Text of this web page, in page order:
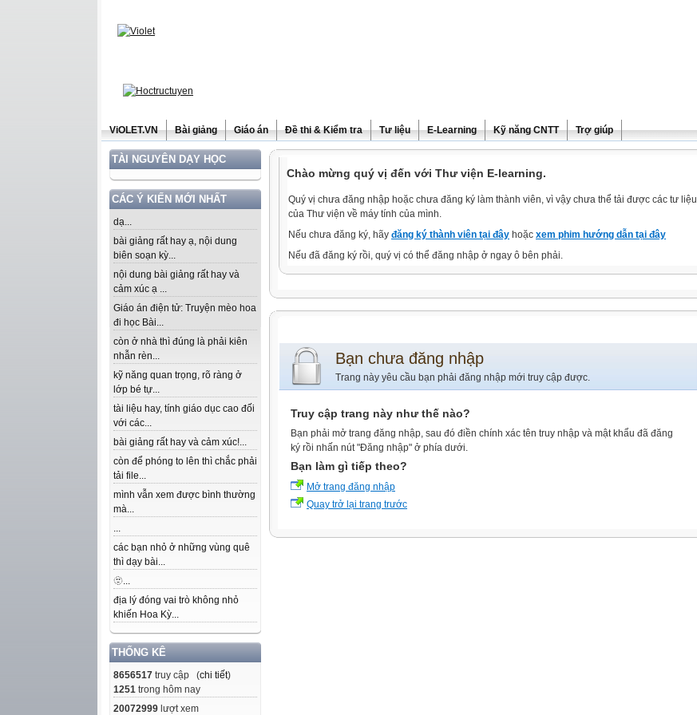
ViOLET.VN Bài giảng Giáo án Đề thi & Kiểm tra Tư liệu E-Learning Kỹ năng CNTT Trợ giúp
TÀI NGUYÊN DẠY HỌC
CÁC Ý KIẾN MỚI NHẤT
dạ...
bài giảng rất hay ạ, nội dung
biên soạn kỳ...
nội dung bài giảng rất hay và
cảm xúc ạ ...
Giáo án điện tử: Truyện mèo hoa
đi học Bài...
còn ở nhà thì đúng là phải kiên
nhẫn rèn...
kỹ năng quan trọng, rõ ràng ở
lớp bé tự...
tài liệu hay, tính giáo dục cao đối
với các...
bài giảng rất hay và cảm xúc!...
còn để phóng to lên thì chắc phải
tải file...
mình vẫn xem được bình thường
mà...
...
các bạn nhỏ ở những vùng quê
thì dạy bài...
🫥...
địa lý đóng vai trò không nhỏ
khiến Hoa Kỳ...
THỐNG KÊ
8656517 truy cập (chi tiết)
1251 trong hôm nay
20072999 lượt xem
Chào mừng quý vị đến với Thư viện E-learning.
Quý vị chưa đăng nhập hoặc chưa đăng ký làm thành viên, vì vậy chưa thể tải được các tư liệu
của Thư viện về máy tính của mình.
Nếu chưa đăng ký, hãy đăng ký thành viên tại đây hoặc xem phim hướng dẫn tại đây
Nếu đã đăng ký rồi, quý vị có thể đăng nhập ở ngay ô bên phải.
Bạn chưa đăng nhập
Trang này yêu cầu bạn phải đăng nhập mới truy cập được.
Truy cập trang này như thế nào?
Bạn phải mở trang đăng nhập, sau đó điền chính xác tên truy nhập và mật khẩu đã đăng
ký rồi nhấn nút "Đăng nhập" ở phía dưới.
Bạn làm gì tiếp theo?
Mở trang đăng nhập
Quay trở lại trang trước